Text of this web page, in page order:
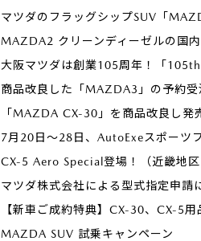
マツダのフラッグシップSUV「
MAZDA2 クリーンディーゼルの国
大阪マツダは創業105周年！「
商品改良した「MAZDA3」の予約
「MAZDA CX-30」を商品改良し
7月20日～28日、AutoExeスポーツ
CX-5 Aero Special登場！（近畿地区
マツダ株式会社による型式指定申請
【新車ご成約特典】CX-30、CX-5
MAZDA SUV 試乗キャンペーン